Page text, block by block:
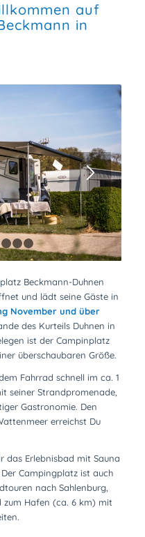
auf
in
1 2 3 4 5 6 7 8
Beckmann-Duhnen
und lädt seine Gäste in
November und über
des Kurteils Duhnen in
ist der Campinplatz
überschaubaren Größe.
Fahrrad schnell im ca. 1
seiner Strandpromenade,
Gastronomie. Den
erreichst Du
das Erlebnisbad mit Sauna
Campingplatz ist auch
nach Sahlenburg,
zum Hafen (ca. 6 km) mit